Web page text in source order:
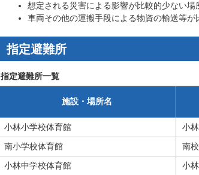
想定される災害による影響が比較的少ない場
車両その他の運搬手段による物資の輸送等が
指定避難所
指定避難所一覧
施設・場所名
小林小学校体育館
小
南小学校体育館
南
小林中学校体育館
小